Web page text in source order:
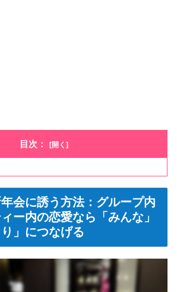
目次：
会に誘う方法：グループ内
ー内の恋愛なら「みんな」
」につなげる